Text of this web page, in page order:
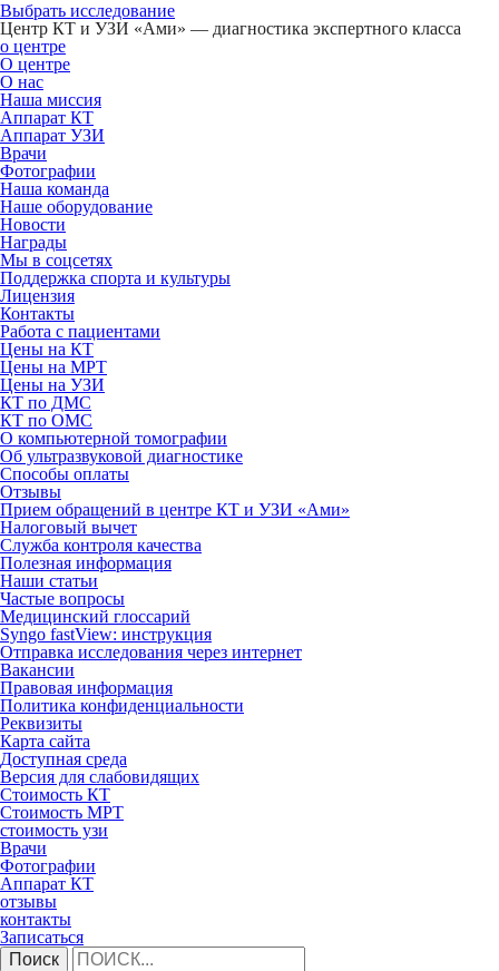
Выбрать исследование
Центр КТ и УЗИ «Ами» — диагностика экспертного класса
о центре
О центре
О нас
Наша миссия
Аппарат КТ
Аппарат УЗИ
Врачи
Фотографии
Наша команда
Наше оборудование
Новости
Награды
Мы в соцсетях
Поддержка спорта и культуры
Лицензия
Контакты
Работа с пациентами
Цены на КТ
Цены на МРТ
Цены на УЗИ
КТ по ДМС
КТ по ОМС
О компьютерной томографии
Об ультразвуковой диагностике
Способы оплаты
Отзывы
Прием обращений в центре КТ и УЗИ «Ами»
Налоговый вычет
Служба контроля качества
Полезная информация
Наши статьи
Частые вопросы
Медицинский глоссарий
Syngo fastView: инструкция
Отправка исследования через интернет
Вакансии
Правовая информация
Политика конфиденциальности
Реквизиты
Карта сайта
Доступная среда
Версия для слабовидящих
Стоимость КТ
Стоимость МРТ
стоимость узи
Врачи
Фотографии
Аппарат КТ
отзывы
контакты
Записаться
Поиск